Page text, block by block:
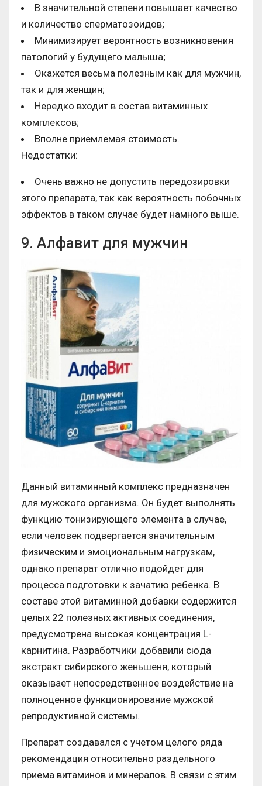
В значительной степени повышает качество
и количество сперматозоидов;
Минимизирует вероятность возникновения
патологий у будущего малыша;
Окажется весьма полезным как для мужчин,
так и для женщин;
Нередко входит в состав витаминных
комплексов;
Вполне приемлемая стоимость.
Недостатки:
Очень важно не допустить передозировки
этого препарата, так как вероятность побочных
эффектов в таком случае будет намного выше.
9. Алфавит для мужчин
Данный витаминный комплекс предназначен
для мужского организма. Он будет выполнять
функцию тонизирующего элемента в случае,
если человек подвергается значительным
физическим и эмоциональным нагрузкам,
однако препарат отлично подойдет для
процесса подготовки к зачатию ребенка. В
составе этой витаминной добавки содержится
целых 22 полезных активных соединения,
предусмотрена высокая концентрация L-
карнитина. Разработчики добавили сюда
экстракт сибирского женьшеня, который
оказывает непосредственное воздействие на
полноценное функционирование мужской
репродуктивной системы.
Препарат создавался с учетом целого ряда
рекомендация относительно раздельного
приема витаминов и минералов. В связи с этим